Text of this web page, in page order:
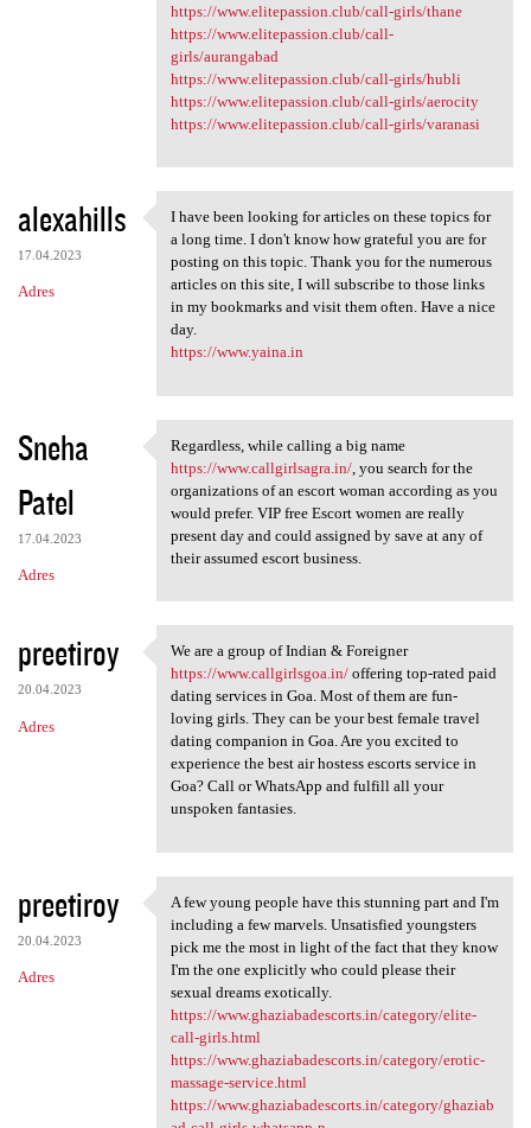
https://www.elitepassion.club/call-girls/thane
https://www.elitepassion.club/call-
girls/aurangabad
https://www.elitepassion.club/call-girls/hubli
https://www.elitepassion.club/call-girls/aerocity
https://www.elitepassion.club/call-girls/varanasi
alexahills
17.04.2023
Adres
I have been looking for
I have been looking for articles on these topics for
a long time. I don't know how grateful you are for
posting on this topic. Thank you for the numerous
articles on this site, I will subscribe to those links
in my bookmarks and visit them often. Have a nice
day.
https://www.yaina.in
Sneha
Patel
17.04.2023
Adres
Regardless, while calling a
Regardless, while calling a big name
https://www.callgirlsagra.in/, you search for the
organizations of an escort woman according as you
would prefer. VIP free Escort women are really
present day and could assigned by save at any of
their assumed escort business.
preetiroy
20.04.2023
Adres
We are a group of Indian &
We are a group of Indian & Foreigner
https://www.callgirlsgoa.in/offering top-rated paid
dating services in Goa. Most of them are fun-
loving girls. They can be your best female travel
dating companion in Goa. Are you excited to
experience the best air hostess escorts service in
Goa? Call or WhatsApp and fulfill all your
unspoken fantasies.
preetiroy
20.04.2023
Adres
A few young people have this
A few young people have this stunning part and I'm
including a few marvels. Unsatisfied youngsters
pick me the most in light of the fact that they know
I'm the one explicitly who could please their
sexual dreams exotically.
https://www.ghaziabadescorts.in/category/elite-
call-girls.html
https://www.ghaziabadescorts.in/category/erotic-
massage-service.html
https://www.ghaziabadescorts.in/category/ghaziab